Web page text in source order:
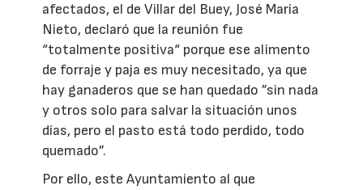
afectados, el de Villar del Buey, José María
Nieto, declaró que la reunión fue
“totalmente positiva“ porque ese alimento
de forraje y paja es muy necesitado, ya que
hay ganaderos que se han quedado ”sin nada
y otros solo para salvar la situación unos
días, pero el pasto está todo perdido, todo
quemado”.
Por ello, este Ayuntamiento al que